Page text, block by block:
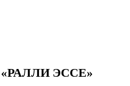
«РАЛЛИ ЭССЕ»